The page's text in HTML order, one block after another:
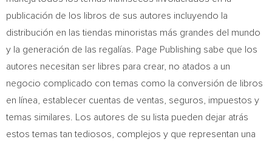
publicación de los libros de sus autores incluyendo la
distribución en las tiendas minoristas más grandes del mundo
y la generación de las regalías. Page Publishing sabe que los
autores necesitan ser libres para crear, no atados a un
negocio complicado con temas como la conversión de libros
en línea, establecer cuentas de ventas, seguros, impuestos y
temas similares. Los autores de su lista pueden dejar atrás
estos temas tan tediosos, complejos y que representan una